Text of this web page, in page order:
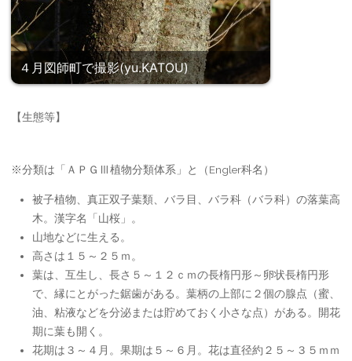
４月図師町で撮影(yu.KATOU)
【生態等】
※分類は「ＡＰＧⅢ植物分類体系」と（Engler科名）
被子植物、真正双子葉類、バラ目、バラ科（バラ科）の落葉高
木。漢字名「山桜」。
山地などに生える。
高さは１５～２５ｍ。
葉は、互生し、長さ５～１２ｃｍの長楕円形～卵状長楕円形
で、縁にとがった鋸歯がある。葉柄の上部に２個の腺点（蜜、
油、粘液などを分泌または貯めておく小さな点）がある。開花
期に葉も開く。
花期は３～４月。果期は５～６月。花は直径約２５～３５ｍｍ